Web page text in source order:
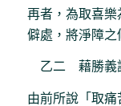
再者，為取喜樂
僻處，將淨障之
乙二 藉勝義
由前所說「取